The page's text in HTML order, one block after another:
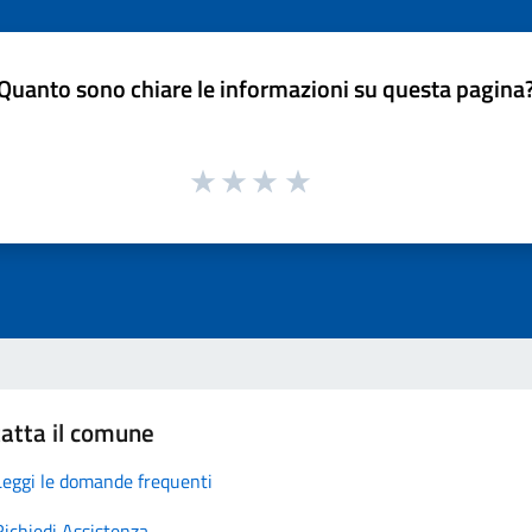
sono chiare le informazioni su questa
il comune
le domande frequenti